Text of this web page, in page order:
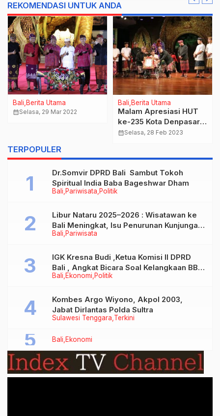
REKOMENDASI UNTUK ANDA
Bali Berita Utama
calendar_monthSelasa, 29 Mar 2022
Bali Berita Utama
Malam Apresiasi HUT
ke-235 Kota Denpasar,
Jaya Negara-Arya
Pembangunan 2 Tahun
Nahkodai Denpasar
calendar_monthSelasa, 28 Feb 2023
TERPOPULER
Bali Pariwisata Politik
Dr.Somvir DPRD Bali Sambut Tokoh
Spiritual India Baba Bageshwar Dham
Bali Pariwisata
Libur Nataru 2025–2026 : Wisatawan ke
Bali Meningkat, Isu Penurunan Kunjungan
Tidak Benar
Bali Ekonomi Politik
IGK Kresna Budi ,Ketua Komisi II DPRD
Bali , Angkat Bicara Soal Kelangkaan BBM
Bersubsidi Jenis Solar
Sulawesi Tenggara Terkini
Kombes Argo Wiyono, Akpol 2003,
Jabat Dirlantas Polda Sultra
Bali Ekonomi